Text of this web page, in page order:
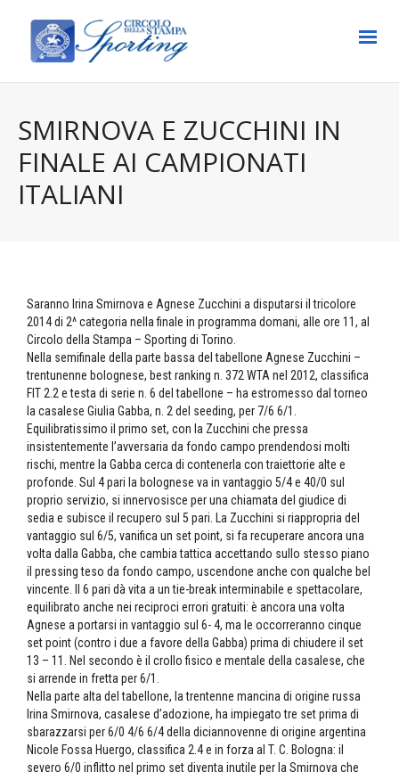
SMIRNOVA E ZUCCHINI IN
FINALE AI CAMPIONATI
ITALIANI
Saranno Irina Smirnova e Agnese Zucchini a disputarsi il tricolore
2014 di 2^ categoria nella finale in programma domani, alle ore 11, al
Circolo della Stampa – Sporting di Torino.
Nella semifinale della parte bassa del tabellone Agnese Zucchini –
trentunenne bolognese, best ranking n. 372 WTA nel 2012, classifica
FIT 2.2 e testa di serie n. 6 del tabellone – ha estromesso dal torneo
la casalese Giulia Gabba, n. 2 del seeding, per 7/6 6/1.
Equilibratissimo il primo set, con la Zucchini che pressa
insistentemente l’avversaria da fondo campo prendendosi molti
rischi, mentre la Gabba cerca di contenerla con traiettorie alte e
profonde. Sul 4 pari la bolognese va in vantaggio 5/4 e 40/0 sul
proprio servizio, si innervosisce per una chiamata del giudice di
sedia e subisce il recupero sul 5 pari. La Zucchini si riappropria del
vantaggio sul 6/5, vanifica un set point, si fa recuperare ancora una
volta dalla Gabba, che cambia tattica accettando sullo stesso piano
il pressing teso da fondo campo, uscendone anche con qualche bel
vincente. Il 6 pari dà vita a un tie-break interminabile e spettacolare,
equilibrato anche nei reciproci errori gratuiti: è ancora una volta
Agnese a portarsi in vantaggio sul 6- 4, ma le occorreranno cinque
set point (contro i due a favore della Gabba) prima di chiudere il set
13 – 11. Nel secondo è il crollo fisico e mentale della casalese, che
si arrende in fretta per 6/1.
Nella parte alta del tabellone, la trentenne mancina di origine russa
Irina Smirnova, casalese d’adozione, ha impiegato tre set prima di
sbarazzarsi per 6/0 4/6 6/4 della diciannovenne di origine argentina
Nicole Fossa Huergo, classifica 2.4 e in forza al T. C. Bologna: il
severo 6/0 inflitto nel primo set diventa inutile per la Smirnova che